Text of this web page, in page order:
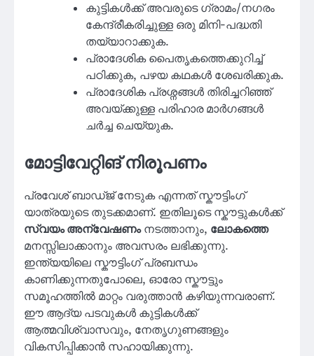
കുട്ടികൾക്ക് അവരുടെ ഗ്രാമം/നഗരം
കേന്ദ്രീകരിച്ചുള്ള ഒരു മിനി-പദ്ധതി
തയ്യാറാക്കുക.
പ്രാദേശിക പൈതൃകത്തെക്കുറിച്ച്
പഠിക്കുക, പഴയ കഥകൾ ശേഖരിക്കുക.
പ്രാദേശിക പ്രശ്നങ്ങൾ തിരിച്ചറിഞ്ഞ്
അവയ്ക്കുള്ള പരിഹാര മാർഗങ്ങൾ
ചർച്ച ചെയ്യുക.
മോട്ടിവേറ്റിങ് നിരൂപണം
പ്രവേശ് ബാഡ്ജ് നേടുക എന്നത് സ്കൗട്ടിംഗ്
യാത്രയുടെ തുടക്കമാണ്. ഇതിലൂടെ സ്കൗട്ടുകൾക്ക്
സ്വയം അന്വേഷണംനടത്താനും, ലോകത്തെ
മനസ്സിലാക്കാനും അവസരം ലഭിക്കുന്നു.
ഇന്ത്യയിലെ സ്കൗട്ടിംഗ് പ്രബന്ധം
കാണിക്കുന്നതുപോലെ, ഓരോ സ്കൗട്ടും
സമൂഹത്തിൽ മാറ്റം വരുത്താൻ കഴിയുന്നവരാണ്.
ഈ ആദ്യ പടവുകൾ കുട്ടികൾക്ക്
ആത്മവിശ്വാസവും, നേതൃഗുണങ്ങളും
വികസിപ്പിക്കാൻ സഹായിക്കുന്നു.